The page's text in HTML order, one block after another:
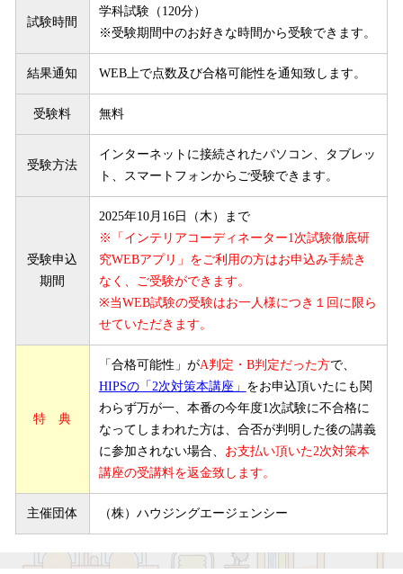
試験時間
学科試験（120分）
※受験期間中のお好きな時間から受験できます。
結果通知 WEB上で点数及び合格可能性を通知致します。
受験料 無料
受験方法
インターネットに接続されたパソコン、タブレッ
ト、スマートフォンからご受験できます。
受験申込
期間
2025年10月16日（木）まで
※「インテリアコーディネーター1次試験徹底研
究WEBアプリ」をご利用の方はお申込み手続き
なく、ご受験ができます。
※当WEB試験の受験はお一人様につき１回に限ら
せていただきます。
特 典
「合格可能性」がA判定・B判定だった方で、
HIPSの「2次対策本講座」 をお申込頂いたにも関
わらず万が一、本番の今年度1次試験に不合格に
なってしまわれた方は、合否が判明した後の講義
に参加されない場合、 お支払い頂いた2次対策本
講座の受講料を返金致します。
主催団体 （株）ハウジングエージェンシー